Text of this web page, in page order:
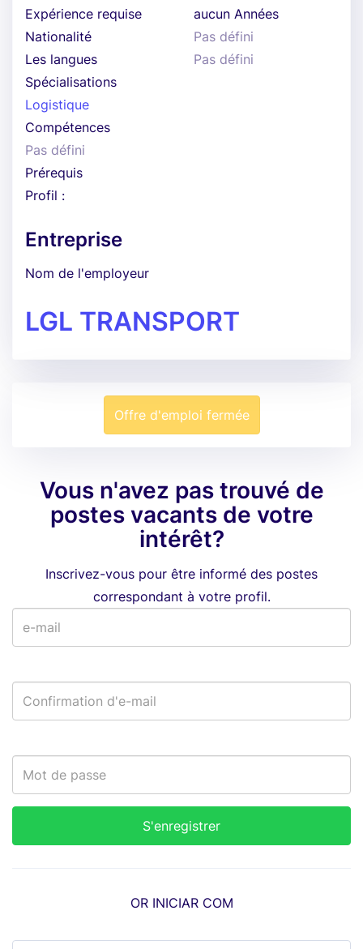
Expérience requise
aucun Années
Nationalité
Pas défini
Les langues
Pas défini
Spécialisations
Logistique
Compétences
Pas défini
Prérequis
Profil :
Entreprise
Nom de l'employeur
LGL TRANSPORT
Offre d'emploi fermée
Vous n'avez pas trouvé de
postes vacants de votre
intérêt?
Inscrivez-vous pour être informé des postes
correspondant à votre profil.
OR INICIAR COM